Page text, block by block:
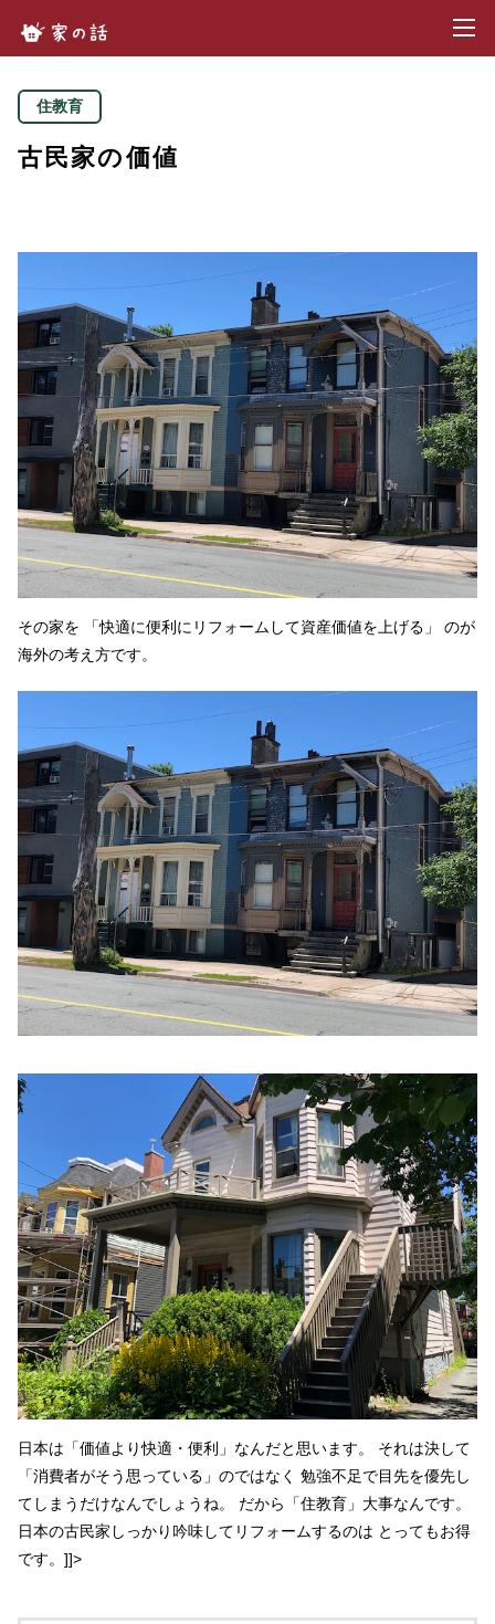
住教育
古民家の価値
その家を 「快適に便利にリフォームして資産価値を上げる」 のが
海外の考え方です。
日本は「価値より快適・便利」なんだと思います。 それは決して
「消費者がそう思っている」のではなく 勉強不足で目先を優先し
てしまうだけなんでしょうね。 だから「住教育」大事なんです。
日本の古民家しっかり吟味してリフォームするのは とってもお得
です。]]>